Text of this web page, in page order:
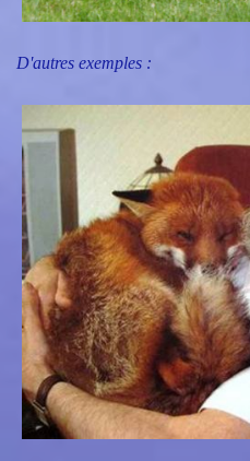
D'autres exemples :